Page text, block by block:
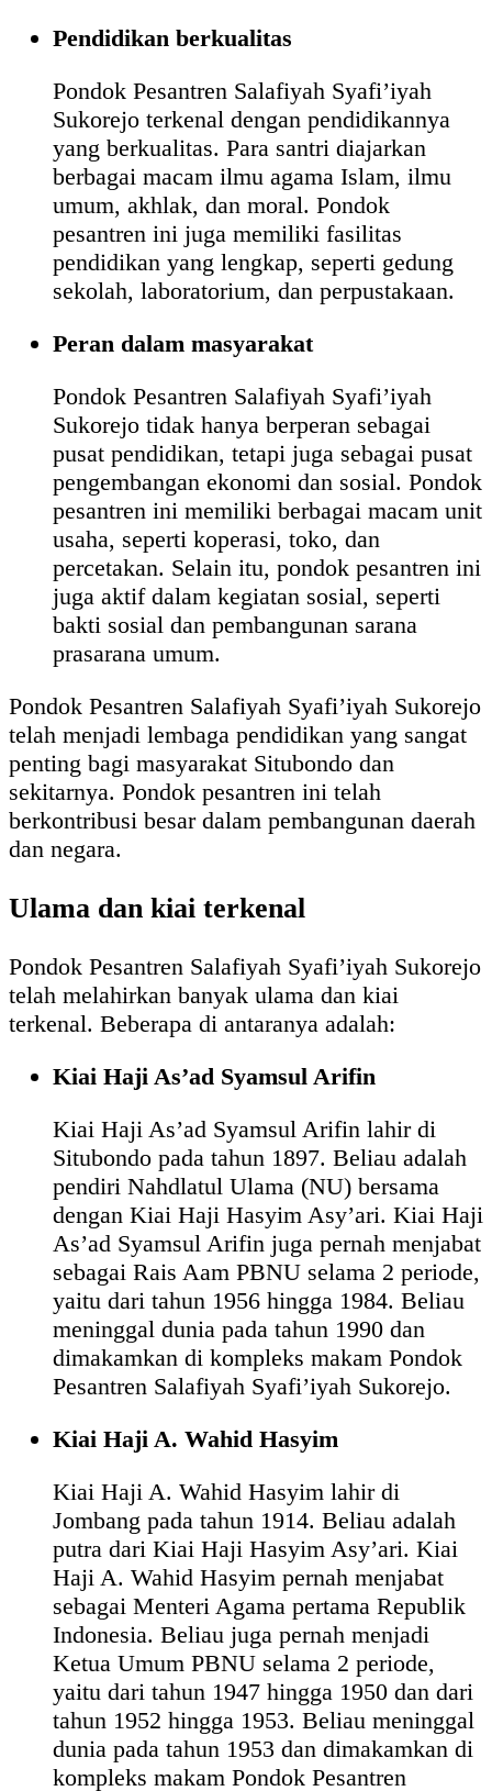
Pendidikan berkualitas
Pondok Pesantren Salafiyah Syafi’iyah
Sukorejo terkenal dengan pendidikannya
yang berkualitas. Para santri diajarkan
berbagai macam ilmu agama Islam, ilmu
umum, akhlak, dan moral. Pondok
pesantren ini juga memiliki fasilitas
pendidikan yang lengkap, seperti gedung
sekolah, laboratorium, dan perpustakaan.
Peran dalam masyarakat
Pondok Pesantren Salafiyah Syafi’iyah
Sukorejo tidak hanya berperan sebagai
pusat pendidikan, tetapi juga sebagai pusat
pengembangan ekonomi dan sosial. Pondok
pesantren ini memiliki berbagai macam unit
usaha, seperti koperasi, toko, dan
percetakan. Selain itu, pondok pesantren ini
juga aktif dalam kegiatan sosial, seperti
bakti sosial dan pembangunan sarana
prasarana umum.
Pondok Pesantren Salafiyah Syafi’iyah Sukorejo
telah menjadi lembaga pendidikan yang sangat
penting bagi masyarakat Situbondo dan
sekitarnya. Pondok pesantren ini telah
berkontribusi besar dalam pembangunan daerah
dan negara.
Ulama dan kiai terkenal
Pondok Pesantren Salafiyah Syafi’iyah Sukorejo
telah melahirkan banyak ulama dan kiai
terkenal. Beberapa di antaranya adalah:
Kiai Haji As’ad Syamsul Arifin
Kiai Haji As’ad Syamsul Arifin lahir di
Situbondo pada tahun 1897. Beliau adalah
pendiri Nahdlatul Ulama (NU) bersama
dengan Kiai Haji Hasyim Asy’ari. Kiai Haji
As’ad Syamsul Arifin juga pernah menjabat
sebagai Rais Aam PBNU selama 2 periode,
yaitu dari tahun 1956 hingga 1984. Beliau
meninggal dunia pada tahun 1990 dan
dimakamkan di kompleks makam Pondok
Pesantren Salafiyah Syafi’iyah Sukorejo.
Kiai Haji A. Wahid Hasyim
Kiai Haji A. Wahid Hasyim lahir di
Jombang pada tahun 1914. Beliau adalah
putra dari Kiai Haji Hasyim Asy’ari. Kiai
Haji A. Wahid Hasyim pernah menjabat
sebagai Menteri Agama pertama Republik
Indonesia. Beliau juga pernah menjadi
Ketua Umum PBNU selama 2 periode,
yaitu dari tahun 1947 hingga 1950 dan dari
tahun 1952 hingga 1953. Beliau meninggal
dunia pada tahun 1953 dan dimakamkan di
kompleks makam Pondok Pesantren